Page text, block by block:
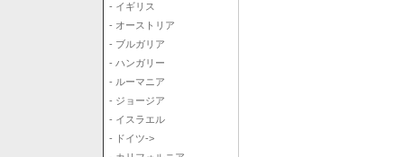
- イギリス
- オーストリア
- ブルガリア
- ハンガリー
- ルーマニア
- ジョージア
- イスラエル
- ドイツ->